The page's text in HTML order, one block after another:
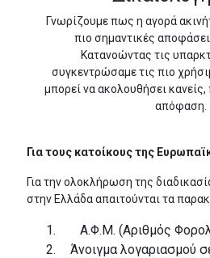
Γνωρίζουμε πως η αγορά
πιο σημαντικές
Κατανοώντας τις
συγκεντρώσαμε τις πιο
μπορεί να ακολουθήσει κανείς,
απόφαση.
Για τους κατοίκους της
Για την ολοκλήρωση της
στην Ελλάδα απαιτούνται τα
Α.Φ.Μ. (Αριθμός
Άνοιγμα λογαριασμού